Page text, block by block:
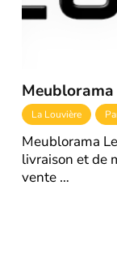
Meublorama
La Louvière
Meublorama
livraison et de
vente …